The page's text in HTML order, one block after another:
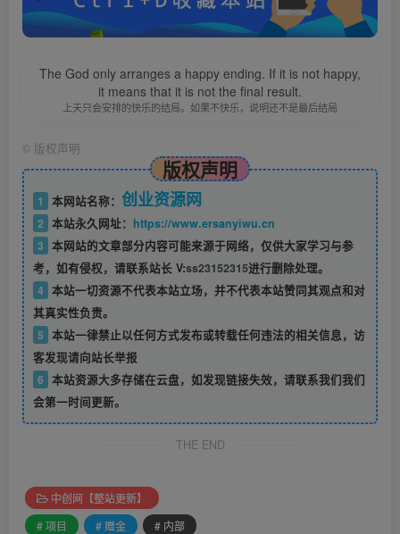
The God only arranges a happy ending. If it is not happy,
it means that it is not the final result.
上天只会安排的快乐的结局。如果不快乐，说明还不是最后结局
© 版权声明
版权声明
1 本网站名称： 创业资源网
2 本站永久网址： https://www.ersanyiwu.cn
3 本网站的文章部分内容可能来源于网络，仅供大家学习与参
考，如有侵权，请联系站长 V:ss23152315进行删除处理。
4 本站一切资源不代表本站立场，并不代表本站赞同其观点和对
其真实性负责。
5 本站一律禁止以任何方式发布或转载任何违法的相关信息，访
客发现请向站长举报
6 本站资源大多存储在云盘，如发现链接失效，请联系我们我们
会第一时间更新。
THE END
中创网【整站更新】
# 项目
# 赠金 # 内部